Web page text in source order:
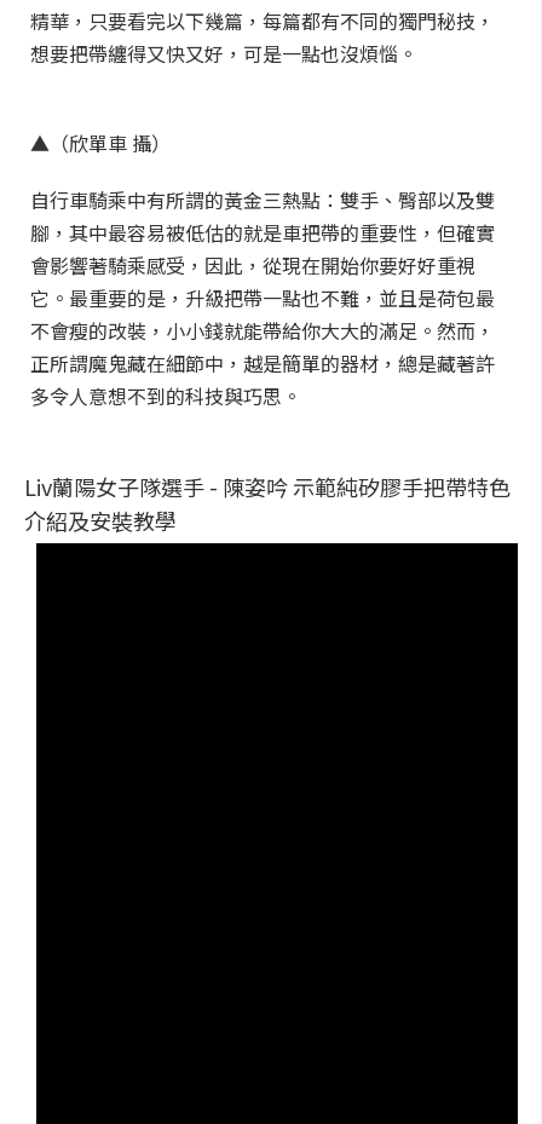
精華，只要看完以下幾篇，每篇都有不同的獨門秘技，
想要把帶纏得又快又好，可是一點也沒煩惱。
▲（欣單車 攝）
自行車騎乘中有所謂的黃金三熱點：雙手、臀部以及雙
腳，其中最容易被低估的就是車把帶的重要性，但確實
會影響著騎乘感受，因此，從現在開始你要好好重視
它。最重要的是，升級把帶一點也不難，並且是荷包最
不會瘦的改裝，小小錢就能帶給你大大的滿足。然而，
正所謂魔鬼藏在細節中，越是簡單的器材，總是藏著許
多令人意想不到的科技與巧思。
Liv蘭陽女子隊選手 - 陳姿吟 示範純矽膠手把帶特色
介紹及安裝教學